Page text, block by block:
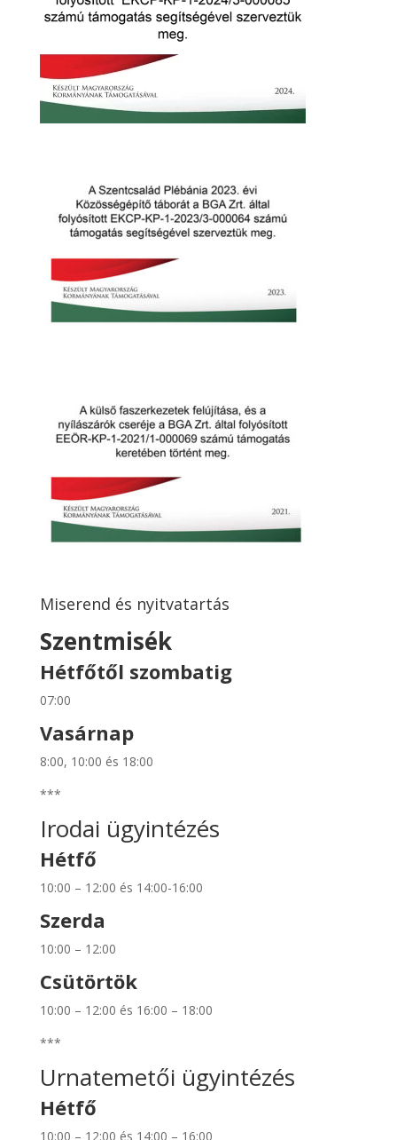
Miserend és nyitvatartás
Szentmisék
Hétfőtől szombatig
07:00
Vasárnap
8:00, 10:00 és 18:00
***
Irodai ügyintézés
Hétfő
10:00 – 12:00 és 14:00-16:00
Szerda
10:00 – 12:00
Csütörtök
10:00 – 12:00 és 16:00 – 18:00
***
Urnatemetői ügyintézés
Hétfő
10:00 – 12:00 és 14:00 – 16:00